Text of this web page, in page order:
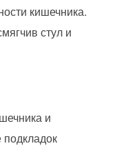
кишечника.
стул и
и